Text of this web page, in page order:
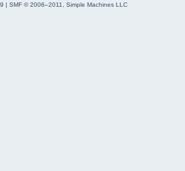
| SMF © 2006–2011, Simple Machines LLC